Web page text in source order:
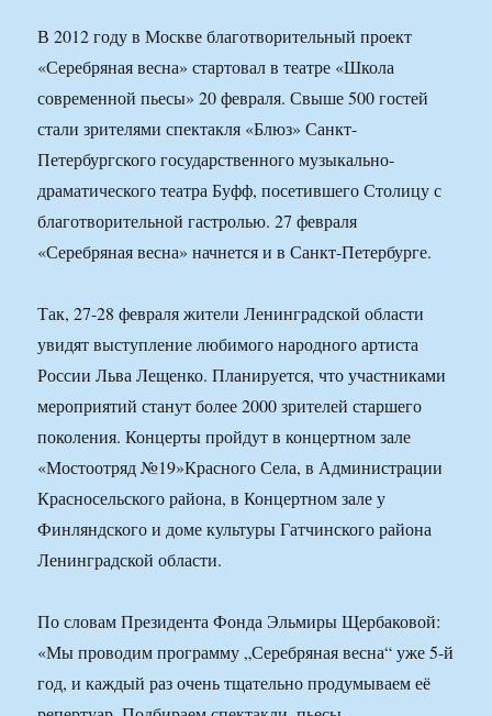
В 2012 году в Москве благотворительный проект
«Серебряная весна» стартовал в театре «Школа
современной пьесы» 20 февраля. Свыше 500 гостей
стали зрителями спектакля «Блюз» Санкт-
Петербургского государственного музыкально-
драматического театра Буфф, посетившего Столицу с
благотворительной гастролью. 27 февраля
«Серебряная весна» начнется и в Санкт-Петербурге.
Так, 27-28 февраля жители Ленинградской области
увидят выступление любимого народного артиста
России Льва Лещенко. Планируется, что участниками
мероприятий станут более 2000 зрителей старшего
поколения. Концерты пройдут в концертном зале
«Мостоотряд №19»Красного Села, в Администрации
Красносельского района, в Концертном зале у
Финляндского и доме культуры Гатчинского района
Ленинградской области.
По словам Президента Фонда Эльмиры Щербаковой:
«Мы проводим программу „Серебряная весна“ уже 5-й
год, и каждый раз очень тщательно продумываем её